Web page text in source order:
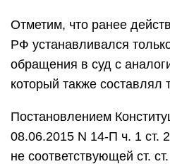
Отметим, что ранее
РФ устанавливался
обращения в суд с
который также составлял
Постановлением
08.06.2015 N 14-П ч. 1 ст.
не соответствующей ст. ст.